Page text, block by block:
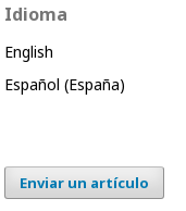
Idioma
English
Español (España)
Enviar un artículo